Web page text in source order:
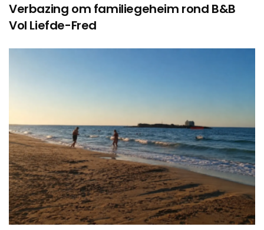
Verbazing om familiegeheim rond B&B
Vol Liefde-Fred